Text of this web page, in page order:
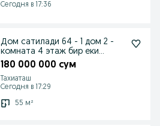
Сегодня в 17:36
Дом сатилади 64 - 1 дом 2 -
комната 4 этаж бир еки
затлари менен.
180 000 000 сум
Тахиаташ
Сегодня в 17:29
55 м²